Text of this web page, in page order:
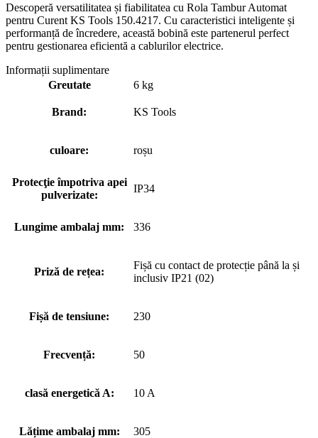
Descoperă versatilitatea și fiabilitatea cu Rola Tambur Automat
pentru Curent KS Tools 150.4217. Cu caracteristici inteligente și
performanță de încredere, această bobină este partenerul perfect
pentru gestionarea eficientă a cablurilor electrice.
Informații suplimentare
Greutate
6 kg
Brand: KS Tools
culoare: roșu
Protecţie împotriva apei
pulverizate:
IP34
Lungime ambalaj mm: 336
Priză de rețea:
Fișă cu contact de protecție până la și
inclusiv IP21 (02)
Fișă de tensiune: 230
Frecvență: 50
clasă energetică A: 10 A
Lățime ambalaj mm: 305